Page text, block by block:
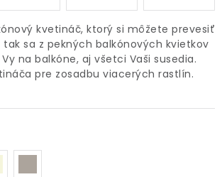
osobných údajov
Informácie o doprave
kvetináč, ktorý si môžete prevesiť
sa z pekných balkónových kvietkov
na balkóne, aj všetci Vaši susedia.
pre zosadbu viacerých rastlín.